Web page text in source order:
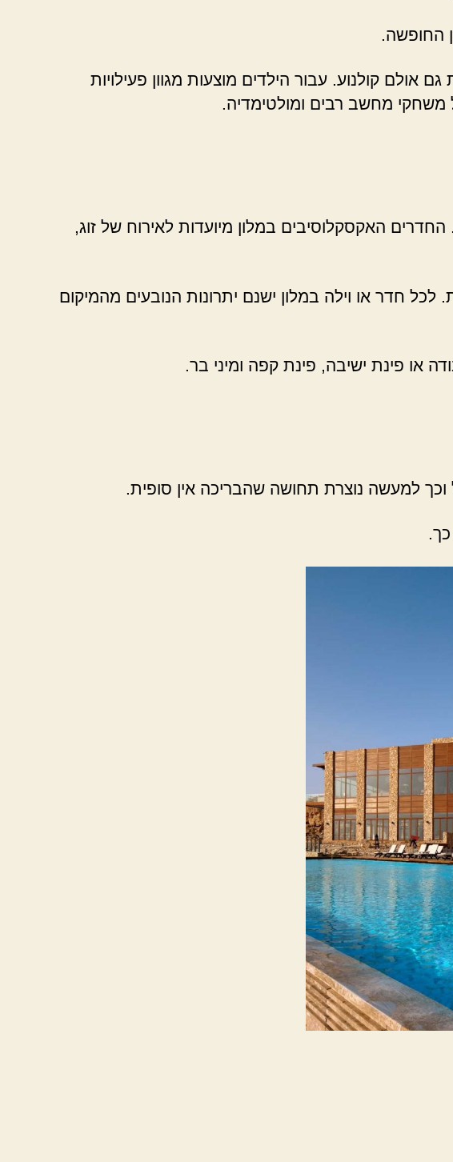
החופשה.
קולנוע. עבור הילדים מוצעות מגוון פעילויות
משחקי מחשב רבים ומולטימדיה.
האקסקלוסיבים במלון מיועדות לאירוח של זוג,
חדר או וילה במלון ישנם יתרונות הנובעים מהמיקום
או פינת ישיבה, פינת קפה ומיני בר.
למעשה נוצרת תחושה שהבריכה אין סופית.